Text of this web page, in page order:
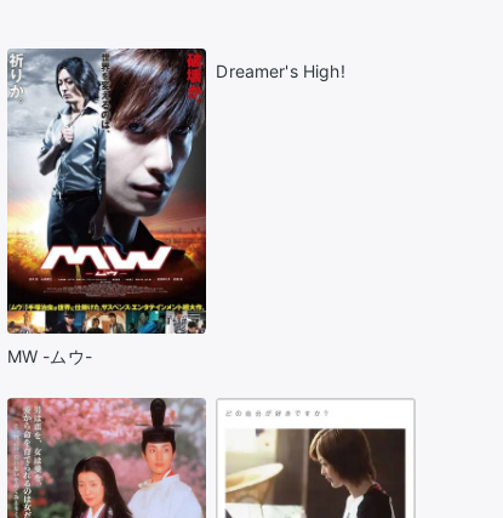
MW -ムウ-
Dreamer's High!